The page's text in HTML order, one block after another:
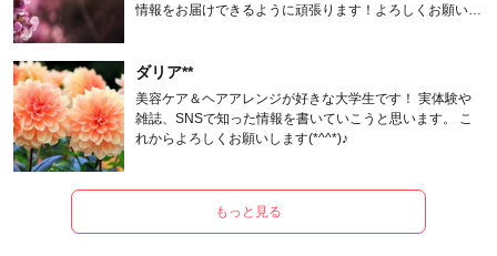
情報をお届けできるように頑張ります！よろしくお願いし
ダリア**
美容ケア＆ヘアアレンジが好きな大学生です！ 実体験や
雑誌、SNSで知った情報を書いていこうと思います。 こ
れからよろしくお願いします(*^^*)♪
もっと見る